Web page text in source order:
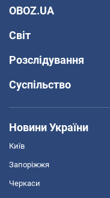
OBOZ.UA
Світ
Розслідування
Суспільство
Новини України
Київ
Запоріжжя
Черкаси